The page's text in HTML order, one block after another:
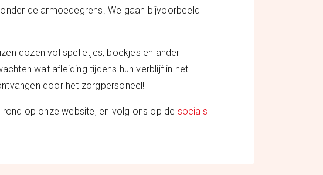
de armoedegrens. We gaan bijvoorbeeld
dozen vol spelletjes, boekjes en ander
wat afleiding tijdens hun verblijf in het
door het zorgpersoneel!
op onze website, en volg ons op de socials